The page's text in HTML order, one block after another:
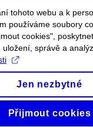
tohoto webu a k
používáme soubory
cookies",
správě a
Jen nezbytné
Přijmout cookies